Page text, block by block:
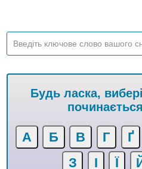
Будь ласка,
А Б В Г Ґ
З
І Ї